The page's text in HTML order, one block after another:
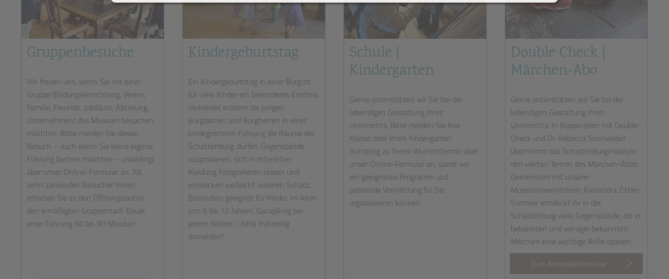
Gruppenbesuche
Wir freuen uns, wenn Sie mit einer
Gruppe (Bildungseinrichtung, Verein,
Familie, Freunde, Jubiläum, Abteilung,
Unternehmen) das Museum besuchen
möchten. Bitte melden Sie diesen
Besuch – auch wenn Sie keine eigene
Führung buchen möchten – unbedingt
über unser Online-Formular an. Ab
zehn zahlenden Besucher*innen
erhalten Sie zu den Öffnungszeiten
den ermäßigten Gruppentarif. Dauer
einer Führung 60 bis 90 Minuten.
Kindergeburtstag
Ein Kindergeburtstag in einer Burg ist
für viele Kinder ein besonderes Erlebnis.
Verkleidet erobern die jungen
Burgdamen und Burgherren in einer
kindegrechten Führung die Räume der
Schattenburg, dürfen Gegenstände
ausprobieren, sich in ritterlicher
Kleidung fotografieren lassen und
entdecken vielleicht unseren Schatz.
Besonders geeignet für Kinder im Alter
von 6 bis 12 Jahren. Ganzjährig bei
jedem Wetter - bitte frühzeitig
anmelden!
Schule |
Kindergarten
Gerne unterstützen wir Sie bei der
lebendigen Gestaltung Ihres
Unterrichts. Bitte melden Sie Ihre
Klasse oder Ihren Kindergarten
frühzeitig zu Ihrem Wunschtermin über
unser Online-Formular an, damit wir
ein geeignetes Programm und
passende Vermittlung für Sie
organisiseren können.
Double Check |
Märchen-Abo
Gerne unterstützen wir Sie bei der
lebendigen Gestaltung Ihres
Unterrichts. In Kooperation mit Double-
Check und Dr. Rebecca Sonnweber
übernimmt das Schattenburgmuseum
den vierten Termin des Märchen-Abos.
Gemeinsam mit unserer
Museumsvermittlerin Alexandra Zittier-
Summer entdeckt ihr in der
Schattenburg viele Gegenstände, die in
bekannten und weniger bekannten
Märchen eine wichtige Rolle spielen.
Zum Anmeldeformular